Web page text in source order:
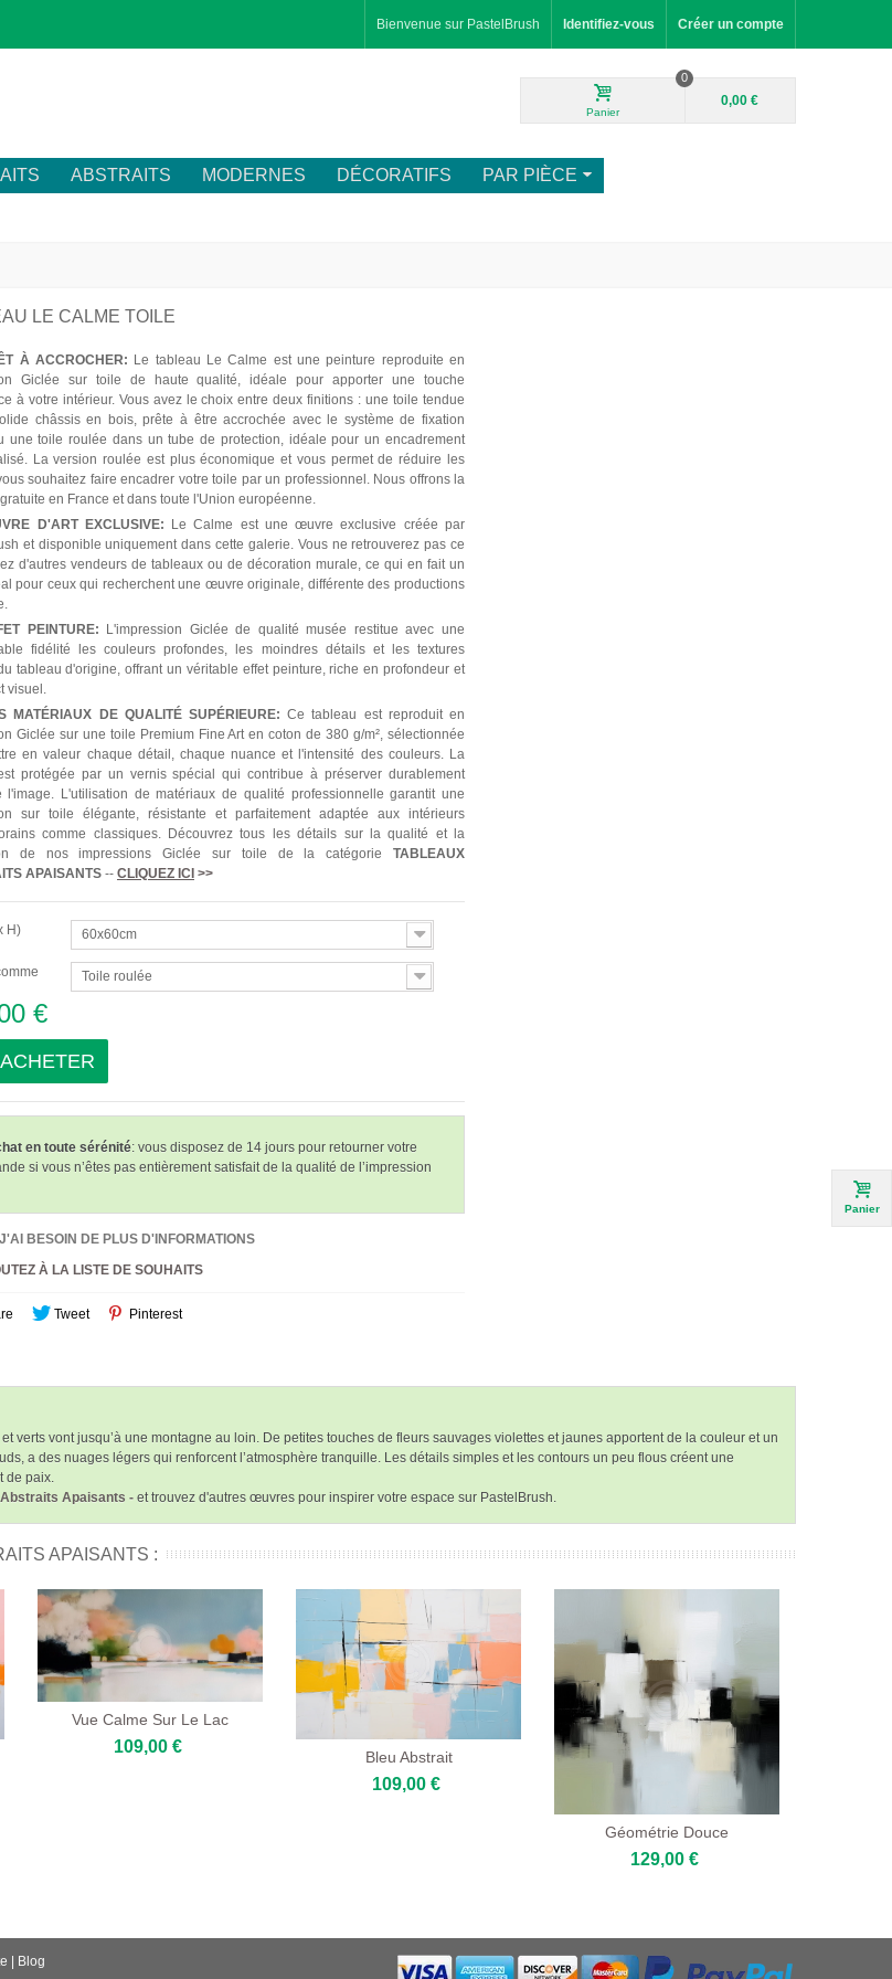
Bienvenue sur PastelBrush Identifiez-vous Créer un compte
Panier
0
0,00 €
ABSTRAITS MODERNES DÉCORATIFS
PAR PIÈCE
LE CALME TOILE
À ACCROCHER: Le tableau Le Calme est une peinture reproduite en
Giclée sur toile de haute qualité, idéale pour apporter une touche
à votre intérieur. Vous avez le choix entre deux finitions : une toile tendue
châssis en bois, prête à être accrochée avec le système de fixation
une toile roulée dans un tube de protection, idéale pour un encadrement
La version roulée est plus économique et vous permet de réduire les
souhaitez faire encadrer votre toile par un professionnel. Nous offrons la
en France et dans toute l'Union européenne.
D'ART EXCLUSIVE: Le Calme est une œuvre exclusive créée par
et disponible uniquement dans cette galerie. Vous ne retrouverez pas ce
d'autres vendeurs de tableaux ou de décoration murale, ce qui en fait un
pour ceux qui recherchent une œuvre originale, différente des productions
PEINTURE: L'impression Giclée de qualité musée restitue avec une
fidélité les couleurs profondes, les moindres détails et les textures
tableau d'origine, offrant un véritable effet peinture, riche en profondeur et
visuel.
MATÉRIAUX DE QUALITÉ SUPÉRIEURE: Ce tableau est reproduit en
Giclée sur une toile Premium Fine Art en coton de 380 g/m², sélectionnée
en valeur chaque détail, chaque nuance et l'intensité des couleurs. La
protégée par un vernis spécial qui contribue à préserver durablement
l'image. L'utilisation de matériaux de qualité professionnelle garantit une
sur toile élégante, résistante et parfaitement adaptée aux intérieurs
comme classiques. Découvrez tous les détails sur la qualité et la
de nos impressions Giclée sur toile de la catégorie TABLEAUX
APAISANTS-- CLIQUEZ ICI>>
H) 60x60cm
Toile roulée
€
ACHETER
en toute sérénité: vous disposez de 14 jours pour retourner votre
si vous n’êtes pas entièrement satisfait de la qualité de l’impression
J'AI BESOIN DE PLUS D'INFORMATIONS
À LA LISTE DE SOUHAITS
Tweet Pinterest
verts vont jusqu’à une montagne au loin. De petites touches de fleurs sauvages violettes et jaunes apportent de la couleur et un
a des nuages légers qui renforcent l’atmosphère tranquille. Les détails simples et les contours un peu flous créent une
de paix.
Apaisants - et trouvez d'autres œuvres pour inspirer votre espace sur PastelBrush.
APAISANTS :
Vue Calme Sur Le Lac
109,00 €
Bleu Abstrait
109,00 €
Géométrie Douce
129,00 €
| Blog
Panier